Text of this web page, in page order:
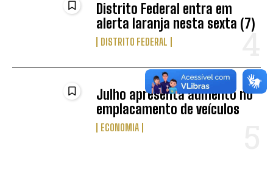
Distrito Federal entra em
alerta laranja nesta sexta (7)
DISTRITO FEDERAL
Julho apresenta aumento no
emplacamento de veículos
ECONOMIA